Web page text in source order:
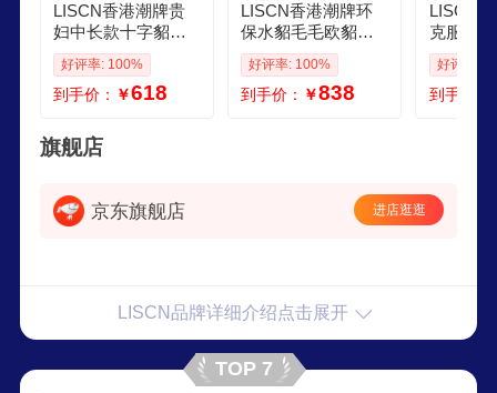
LISCN香港潮牌贵
妇中长款十字貂环
保皮草貂绒新款枫
糖撞奶水溶仿十字
貂 十字貂长款 S
好评率: 100%
到手价： ￥618
LISCN香港潮牌环
保水貂毛毛欧貂绒
皮草外套女冬新款
仿皮毛一体短款 黑
色 S 85110斤
好评率: 100%
到手价： ￥838
LISCN
克服女
款狐狸
拆卸加
外 每日
好评率:
到手价：
旗舰店
京东旗舰店 进店逛逛
LISCN品牌详细介绍点击展开
TOP 7